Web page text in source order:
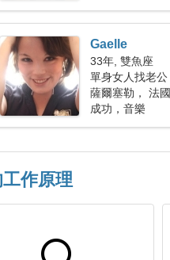
Gaelle
33年, 雙魚座
單身女人找老公
薩爾塞勒， 法國
成功，音樂
作原理